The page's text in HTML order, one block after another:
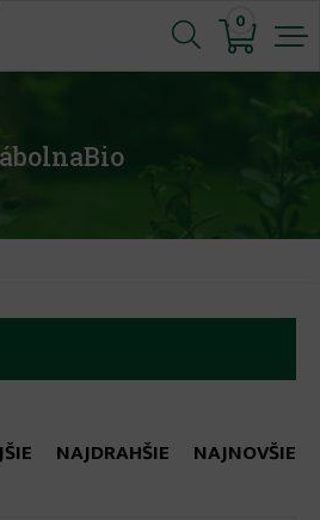
0
NAJDRAHŠIE NAJNOVŠIE